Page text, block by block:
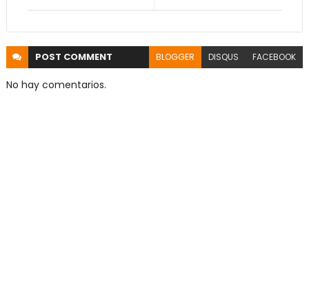
POST COMMENT BLOGGER DISQUS FACEBOOK
No hay comentarios.